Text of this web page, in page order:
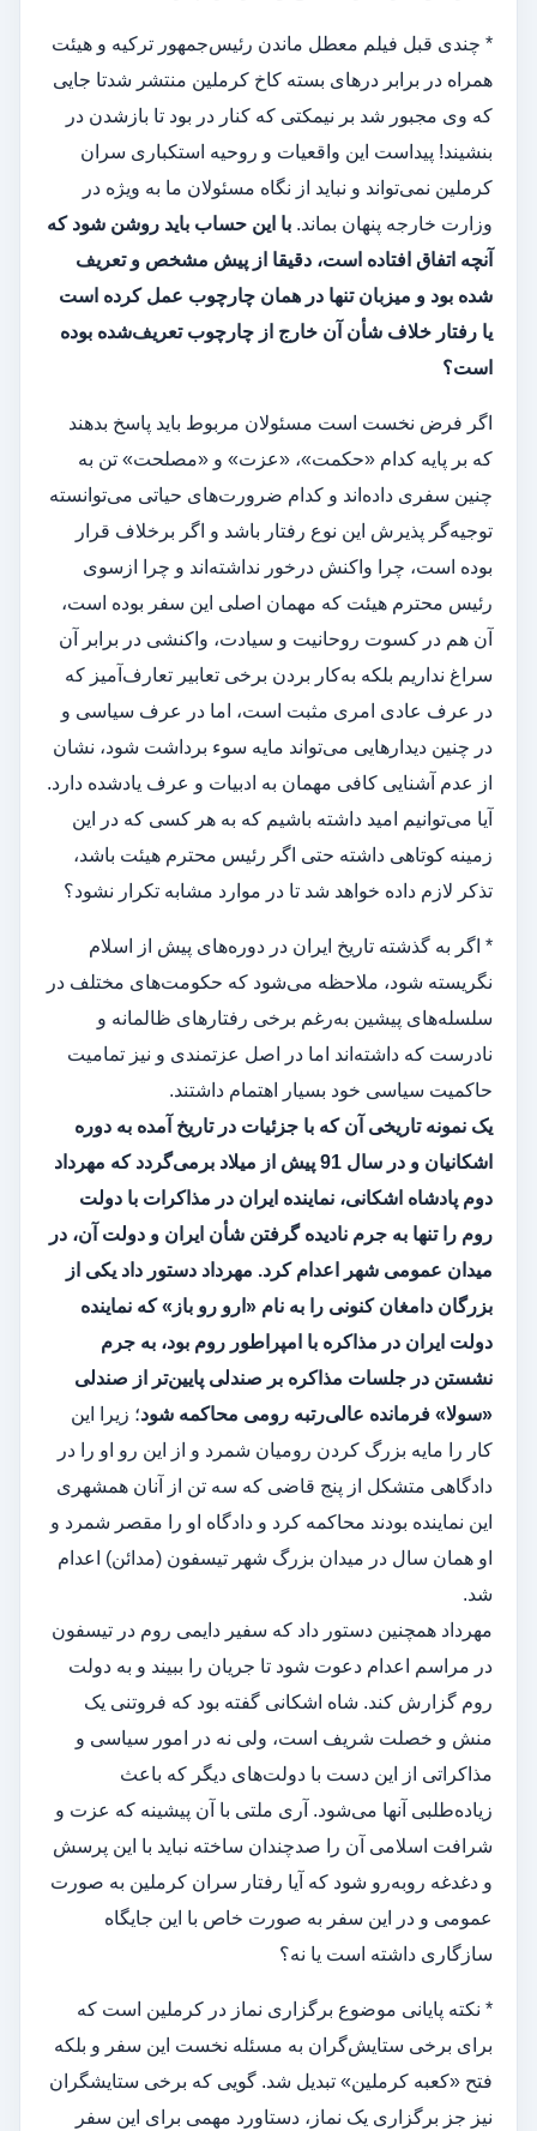
* چندی قبل فیلم معطل ماندن رئیس‌جمهور ترکیه و هیئت
همراه در برابر درهای بسته کاخ کرملین منتشر شدتا جایی
که وی مجبور شد بر نیمکتی که کنار در بود تا بازشدن در
بنشیند! پیداست این واقعیات و روحیه استکباری سران
کرملین نمی‌تواند و نباید از نگاه مسئولان ما به ویژه در
وزارت خارجه پنهان بماند. با این حساب باید روشن شود که
آنچه اتفاق افتاده است، دقیقا از پیش مشخص و تعریف
شده بود و میزبان تنها در همان چارچوب عمل کرده است
یا رفتار خلاف شأن آن خارج از چارچوب تعریف‌شده بوده
است؟
اگر فرض نخست است مسئولان مربوط باید پاسخ بدهند
که بر پایه کدام «حکمت»، «عزت» و «مصلحت» تن به
چنین سفری داده‌اند و کدام ضرورت‌های حیاتی می‌توانسته
توجیه‌گر پذیرش این نوع رفتار باشد و اگر برخلاف قرار
بوده است، چرا واکنش درخور نداشته‌اند و چرا ازسوی
رئیس محترم هیئت که مهمان اصلی این سفر بوده است،
آن هم در کسوت روحانیت و سیادت، واکنشی در برابر آن
سراغ نداریم بلکه به‌کار بردن برخی تعابیر تعارف‌آمیز که
در عرف عادی امری مثبت است، اما در عرف سیاسی و
در چنین دیدارهایی می‌تواند مایه سوء برداشت شود، نشان
از عدم آشنایی کافی مهمان به ادبیات و عرف یادشده دارد.
آیا می‌توانیم امید داشته باشیم که به هر کسی که در این
زمینه کوتاهی داشته حتی اگر رئیس محترم هیئت باشد،
تذکر لازم داده خواهد شد تا در موارد مشابه تکرار نشود؟
* اگر به گذشته تاریخ ایران در دوره‌های پیش از اسلام
نگریسته شود، ملاحظه می‌شود که حکومت‌های مختلف در
سلسله‌های پیشین به‌رغم برخی رفتارهای ظالمانه و
نادرست که داشته‌اند اما در اصل عزتمندی و نیز تمامیت
حاکمیت سیاسی خود بسیار اهتمام داشتند.
یک نمونه تاریخی آن که با جزئیات در تاریخ آمده به دوره
اشکانیان و در سال 91 پیش از میلاد برمی‌گردد که مهرداد
دوم پادشاه اشکانی، نماینده ایران در مذاکرات با دولت
روم را تنها به جرم نادیده گرفتن شأن ایران و دولت آن، در
میدان عمومی شهر اعدام کرد. مهرداد دستور داد یکی از
بزرگان دامغان کنونی را به نام «ارو رو باز» که نماینده
دولت ایران در مذاکره با امپراطور روم بود، به جرم
نشستن در جلسات مذاکره بر صندلی پایین‌تر از صندلی
«سولا» فرمانده عالی‌رتبه رومی محاکمه شود؛ زیرا این
کار را مایه بزرگ کردن رومیان شمرد و از این رو او را در
دادگاهی متشکل از پنج قاضی که سه تن از آنان همشهری
این نماینده بودند محاکمه کرد و دادگاه او را مقصر شمرد و
او همان سال در میدان بزرگ شهر تیسفون (مدائن) اعدام
شد.
مهرداد همچنین دستور داد که سفیر دایمی روم در تیسفون
در مراسم اعدام دعوت شود تا جریان را ببیند و به دولت
روم گزارش کند. شاه اشکانی گفته بود که فروتنی یک
منش و خصلت شریف است، ولی نه در امور سیاسی و
مذاکراتی از این دست با دولت‌های دیگر که باعث
زیاده‌طلبی آنها می‌شود. آری ملتی با آن پیشینه که عزت و
شرافت اسلامی آن را صدچندان ساخته نباید با این پرسش
و دغدغه روبه‌رو شود که آیا رفتار سران کرملین به صورت
عمومی و در این سفر به صورت خاص با این جایگاه
سازگاری داشته است یا نه؟
* نکته پایانی موضوع برگزاری نماز در کرملین است که
برای برخی ستایش‌گران به مسئله نخست این سفر و بلکه
فتح‌ «کعبه کرملین» تبدیل شد. گویی که برخی ستایشگران
نیز جز برگزاری یک نماز، دستاورد مهمی برای این سفر